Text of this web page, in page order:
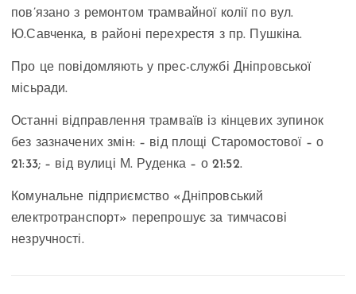
пов’язано з ремонтом трамвайної колії по вул.
Ю.Савченка, в районі перехрестя з пр. Пушкіна.
Про це повідомляють у прес-службі Дніпровської
місьради.
Останні відправлення трамваїв із кінцевих зупинок
без зазначених змін: – від площі Старомостової – о
21:33; – від вулиці М. Руденка – о 21:52.
Комунальне підприємство «Дніпровський
електротранспорт» перепрошує за тимчасові
незручності.